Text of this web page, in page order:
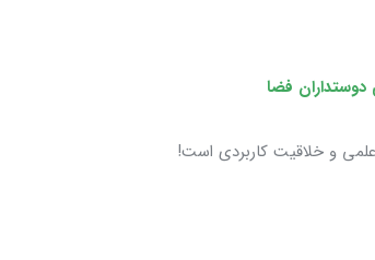
دوستداران فضا
و خلاقیت کاربردی است!